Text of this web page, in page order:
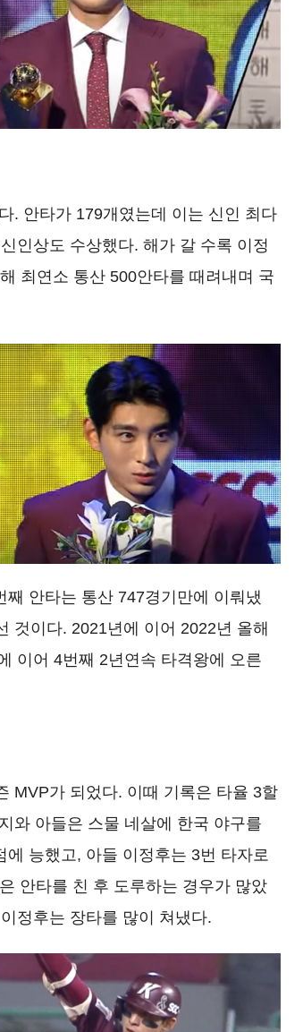
. 안타가 179개였는데 이는 신인 최다
인상도 수상했다. 해가 갈 수록 이정
최연소 통산 500안타를 때려내며 국
안타는 통산 747경기만에 이뤄냈
것이다. 2021년에 이어 2022년 올해
이어 4번째 2년연속 타격왕에 오른
MVP가 되었다. 이때 기록은 타율 3할
와 아들은 스물 네살에 한국 야구를
능했고, 아들 이정후는 3번 타자로
안타를 친 후 도루하는 경우가 많았
정후는 장타를 많이 쳐냈다.